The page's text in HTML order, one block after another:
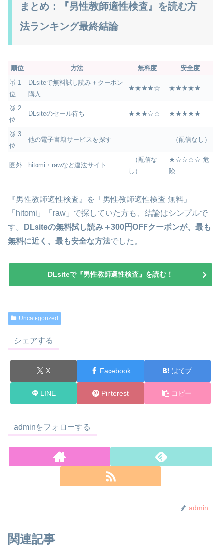
まとめ：『男性教師適性検査』を読む方
法ランキング最終結論
順位 方法 無料度
安全度
🥇 1
位
DLsiteで無料試し読み＋クーポン
購入
★★★★☆ ★★★★★
🥈 2
位
DLsiteのセール待ち ★★★☆☆ ★★★★★
🥉 3
位
他の電子書籍サービスを探す – –（配信なし）
圏外 hitomi・rawなど違法サイト
–（配信な
し）
★☆☆☆☆ 危
険
『男性教師適性検査』を「男性教師適性検査 無料」
「hitomi」「raw」で探していた方も、結論はシンプルで
す。
DLsiteの無料試し読み＋300円OFFクーポンが、最も
無料に近く、最も安全な方法でした。
DLsiteで『男性教師適性検査』を読む！
Uncategorized
シェアする
X Facebook はてブ
LINE Pinterest コピー
adminをフォローする
admin
関連記事